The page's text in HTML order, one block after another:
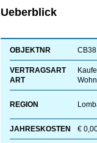
Ueberblick
OBJEKTNR CB38
VERTRAGSART
ART
REGION
JAHRESKOSTEN €